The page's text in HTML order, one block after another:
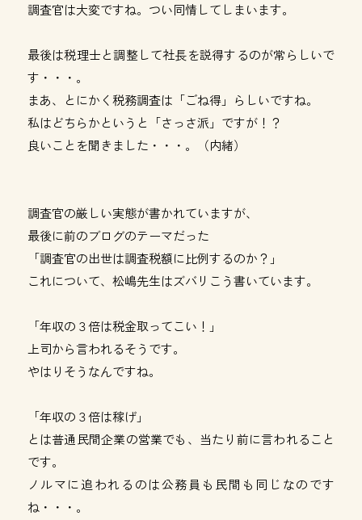
調査官は大変ですね。つい同情してしまいます。
最後は税理士と調整して社長を説得するのが常らしいで
す・・・。
まあ、とにかく税務調査は「ごね得」らしいですね。
私はどちらかというと「さっさ派」ですが！？
良いことを聞きました・・・。（内緒）
調査官の厳しい実態が書かれていますが、
最後に前のブログのテーマだった
「調査官の出世は調査税額に比例するのか？」
これについて、松嶋先生はズバリこう書いています。
「年収の３倍は税金取ってこい！」
上司から言われるそうです。
やはりそうなんですね。
「年収の３倍は稼げ」
とは普通民間企業の営業でも、当たり前に言われること
です。
ノルマに追われるのは公務員も民間も同じなのです
ね・・・。